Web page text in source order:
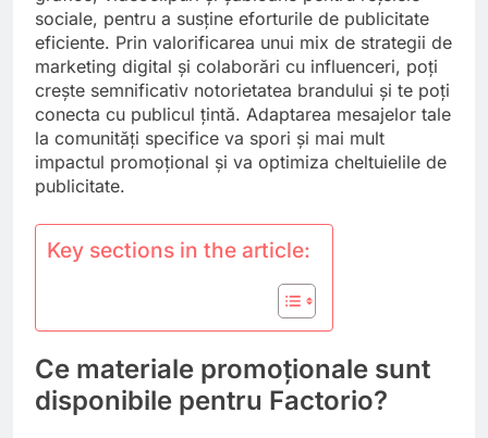
sociale, pentru a susține eforturile de publicitate
eficiente. Prin valorificarea unui mix de strategii de
marketing digital și colaborări cu influenceri, poți
crește semnificativ notorietatea brandului și te poți
conecta cu publicul țintă. Adaptarea mesajelor tale
la comunități specifice va spori și mai mult
impactul promoțional și va optimiza cheltuielile de
publicitate.
Key sections in the article:
Ce materiale promoționale sunt
disponibile pentru Factorio?